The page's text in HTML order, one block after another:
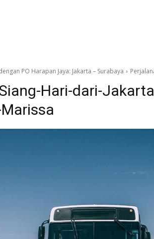
PO Harapan Jaya: Jakarta – Surabaya
Hari-dari-